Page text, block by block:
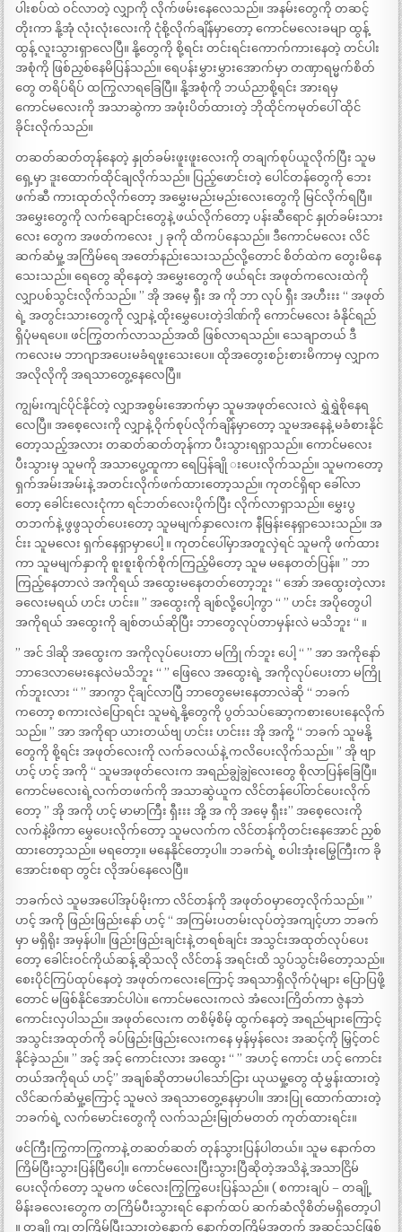
ပါးစပ်ထဲ ဝင်လာတဲ့ လျှာကို လိုက်ဖမ်းနေလေသည်။ အနမ်းတွေကို တဆင့်
တိုးကာ နို့အုံ လုံးလုံးလေးကို ငုံစို့လိုက်ချိန်မှာတော့ ကောင်မလေးခမျာ ထွန့်
ထွန့် လူးသွားရှာလေပြီ။ နို့တွေကို စို့ရင်း တင်းရင်းကောက်ကားနေတဲ့ တင်ပါး
အစုံကို ဖြစ်ညှစ်နေမိပြန်သည်။ ရေပန်းမွှားမွှားအောက်မှာ တဏှာရမ္မက်စိတ်
တွေ တရိပ်ရိပ် ထကြွလာရခြေပြီ။ နို့အစုံကို ဘယ်ညာစို့ရင်း အားရမှ
ကောင်မလေးကို အသာဆွဲကာ အဖုံးပိတ်ထားတဲ့ ဘိုထိုင်ကမုတ်ပေါ် ထိုင်
ခိုင်းလိုက်သည်။
တဆတ်ဆတ်တုန်နေတဲ့ နှုတ်ခမ်းဖူးဖူးလေးကို တချက်စုပ်ယူလိုက်ပြီး သူမ
ရှေ့မှာ ဒူးထောက်ထိုင်ချလိုက်သည်။ ပြည့်ဖောင်းတဲ့ ပေါင်တန်တွေကို ဘေး
ဖက်ဆီ ကားထုတ်လိုက်တော့ အမွှေးမည်းမည်းလေးတွေကို မြင်လိုက်ရပြီ။
အမွှေးတွေကို လက်ချောင်းတွေနဲ့ ဖယ်လိုက်တော့ ပန်းဆီရောင် နှုတ်ခမ်းသား
လေး တွေက အဖတ်ကလေး ၂ ခုကို ထိကပ်နေသည်။ ဒီကောင်မလေး လိင်
ဆက်ဆံမှု့ အကြိမ်ရေ အတော်နည်းသေးသည်လို့တောင် စိတ်ထဲက တွေးမိနေ
သေးသည်။ ရေတွေ ဆိုနေတဲ့ အမွှေးတွေကို ဖယ်ရင်း အဖုတ်ကလေးထဲကို
လျှာပစ်သွင်းလိုက်သည်။ ” အို အမေ့ ရှီး အ ကို ဘာ လုပ် ရှီး အဟီးးး “ အဖုတ်
ရဲ့ အတွင်းသားတွေကို လျှာနဲ့ ထိုးမွှေပေးတဲ့ဒါဏ်ကို ကောင်မလေး ခံနိုင်ရည်
ရှိပုံမရပေ။ ဖင်ကြွတက်လာသည်အထိ ဖြစ်လာရသည်။ သေချာတယ် ဒီ
ကလေးမ ဘာဂျာအပေးမခံရဖူးသေးပေ။ ထိုအတွေးစဉ်းစားမိကာမှ လျှာက
အလိုလိုကို အရသာတွေ့နေလေပြီ။
ကျွမ်းကျင်ပိုင်နိုင်တဲ့ လျှာအစွမ်းအောက်မှာ သူမအဖုတ်လေးလဲ ရွှဲရွှဲစိုနေရ
လေပြီ။ အစေ့လေးကို လျှာနဲ့ ဝိုက်စုပ်လိုက်ချိန်မှာတော့ သူမအနေနဲ့ မခံစားနိုင်
တော့သည့်အလား တဆတ်ဆတ်တုန်ကာ ပီးသွားရရှာသည်။ ကောင်မလေး
ပီးသွားမှ သူမကို အသာပွေ့ထူကာ ရေပြန်ချို းပေးလိုက်သည်။ သူမကတော့
ရှက်အမ်းအမ်းနဲ့ အတင်းလိုက်ဖက်ထားတော့သည်။ ကုတင်ရှိရာ ခေါ်လာ
တော့ ခေါင်းလေးငုံကာ ရင်ဘတ်လေးပိုက်ပြီး လိုက်လာရှာသည်။ မွှေးပွ
တဘက်နဲ့ ဖွဖွသုတ်ပေးတော့ သူမမျက်နှာလေးက နီမြန်းနေရှာသေးသည်။ အ
င်းး သူမလေး ရှက်နေရှာမှာပေါ့ ။ ကုတင်ပေါ်မှာအတူလှဲရင် သူမကို ဖက်ထား
ကာ သူမမျက်နှာကို စူးစူးစိုက်စိုက်ကြည့်မိတော့ သူမ မနေတတ်ပြန်။ ” ဘာ
ကြည့်နေတာလဲ အကိုရယ် အထွေးမနေတတ်တော့ဘူး “ အော် အထွေးတဲ့လား
ခလေးမရယ် ဟင်း ဟင်း။ ” အထွေးကို ချစ်လို့ပေါ့ကွာ “ ” ဟင်း အပိုတွေပါ
အကိုရယ် အထွေးကို ချစ်တယ်ဆိုပြီး ဘာတွေလုပ်တာမှန်းလဲ မသိဘူး “ ။
” အင် ဒါဆို အထွေးက အကိုလုပ်ပေးတာ မကြို က်ဘူး ပေါ့ “ ” အာ အကိုနော်
ဘာဒေလာမေးနေလဲမသိဘူး “ ” ဖြေလေ အထွေးရဲ့ အကိုလုပ်ပေးတာ မကြို
က်ဘူးလား “ ” အာကွာ ငိုချင်လာပြီ ဘာတွေမေးနေတာလဲဆို “ ဘခက်
ကတော့ စကားလဲပြောရင်း သူမရဲ့နို့တွေကို ပွတ်သပ်ဆော့ကစားပေးနေလိုက်
သည်။ ” အာ အကိုရာ ယားတယ်ဗျ ဟင်းး ဟင်းးး အို အကို့ “ ဘခက် သူမနို့
တွေကို စို့ရင်း အဖုတ်လေးကို လက်ခလယ်နဲ့ ကလိပေးလိုက်သည်။ ” အို ဗျာ
ဟင့် ဟင့် အကို “ သူမအဖုတ်လေးက အရည်ချွဲချွဲလေးတွေ စိုလာပြန်ခြေပြီ။
ကောင်မလေးရဲ့လက်တဖက်ကို အသာဆွဲယူက လိင်တန်ပေါ်တင်ပေးလိုက်
တော့ ” အို အကို ဟင့် မာမာကြီး ရှီးးး အို့ အ ကို အမေ့ ရှီးး” အစေ့လေးကို
လက်နဲ့ဖိကာ မွှေပေးလိုက်တော့ သူမလက်က လိင်တန်ကိုတင်းနေအောင် ညှစ်
ထားတော့သည်။ မရတော့။ မနေနိုင်တော့ပါ။ ဘခက်ရဲ့ စပါးအုံးမြွေကြီးက ခို
အောင်းစရာ တွင်း လိုအပ်နေလေပြီ။
ဘခက်လဲ သူမအပေါ်အုပ်မိုးကာ လိင်တန်ကို အဖုတ်ဝမှာတေ့လိုက်သည်။ ”
ဟင့် အကို ဖြည်းဖြည်းနော် ဟင့် “ အကြမ်းပတမ်းလုပ်တဲ့အကျင့်ဟာ ဘခက်
မှာ မရှိရိုး အမှန်ပါ။ ဖြည်းဖြည်းချင်းနဲ့ တရစ်ချင်း အသွင်းအထုတ်လုပ်ပေး
တော့ ခေါင်းဝင်ကိုယ်ဆန့် ဆိုသလို လိင်တန် အရင်းထိ သွပ်သွင်းမိတော့သည်။
စေးပိုင်ကြပ်ထုပ်နေတဲ့ အဖုတ်ကလေးကြောင့် အရသာရှိလိုက်ပုံများ ပြောပြဖို့
တောင် မဖြစ်နိုင်အောင်ပါပဲ။ ကောင်မလေးကလဲ အံလေးကြိတ်ကာ ဇွဲနဘဲ
ကောင်းလှပါသည်။ အဖုတ်လေးက တစိမ့်စိမ့် ထွက်နေတဲ့ အရည်များကြောင့်
အသွင်းအထုတ်ကို ခပ်ဖြည်းဖြည်းလေးကနေ မှန်မှန်လေး အဆင့်ကို မြှင့်တင်
နိုင်ခဲ့သည်။ ” အင့် အင့် ကောင်းလား အထွေး “ ” အဟင့် ကောင်း ဟင့် ကောင်း
တယ်အကိုရယ် ဟင့်” အချစ်ဆိုတာမပါသော်ငြား ယုယမှု့တွေ ထုံမွှန်းထားတဲ့
လိင်ဆက်ဆံမှု့ကြောင့် သူမလဲ အရသာတွေ့နေမှာပါ။ အားပြု ထောက်ထားတဲ့
ဘခက်ရဲ့ လက်မောင်းတွေကို လက်သည်းမြုတ်မတတ် ကုတ်ထားရင်း။
ဖင်ကြီးကြွကာကြွကာနဲ့ တဆတ်ဆတ် တုန်သွားပြန်ပါတယ်။ သူမ နောက်တ
ကြိမ်ပြီးသွားပြန်ပြီပေါ့။ ကောင်မလေးပြီးသွားပြီဆိုတဲ့အသိနဲ့ အသာငြိမ်
ပေးလိုက်တော့ သူမက ဖင်လေးကြွကြွပေးပြန်သည်။ ( စကားချပ် – တချို့
မိန်းခလေးတွေက တကြိမ်ပီးသွားရင် နောက်ထပ် ဆက်ဆံလိုစိတ်မရှိတော့ပါ
။ တချို့ကျ တကြိမ်ပြီးသွားတဲ့နောက် နောက်တကြိမ်အတွက် အဆင်သင့်ဖြစ်